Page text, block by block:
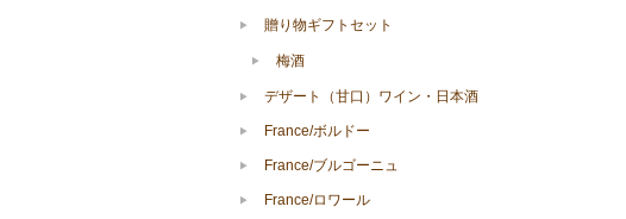
贈り物ギフトセット
梅酒
デザート（甘口）ワイン・日本酒
France/ボルドー
France/ブルゴーニュ
France/ロワール